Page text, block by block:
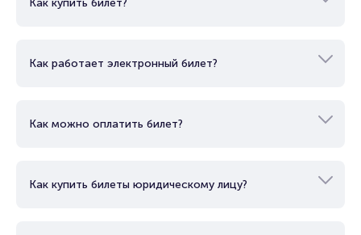
Как работает электронный билет?
Как можно оплатить билет?
Как купить билеты юридическому лицу?